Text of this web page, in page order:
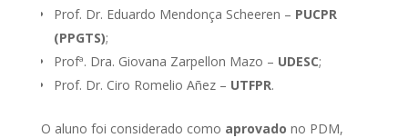
Prof. Dr. Eduardo Mendonça Scheeren – PUCPR
(PPGTS);
Profª. Dra. Giovana Zarpellon Mazo – UDESC;
Prof. Dr. Ciro Romelio Añez – UTFPR.
O aluno foi considerado como aprovado no PDM,